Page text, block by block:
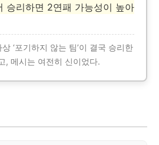
승리하면 2연패 가능성이 높아
‘포기하지 않는 팀’이 결국 승리한
, 메시는 여전히 신이었다.